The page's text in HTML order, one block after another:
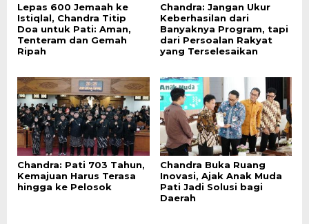
Lepas 600 Jemaah ke
Istiqlal, Chandra Titip
Doa untuk Pati: Aman,
Tenteram dan Gemah
Ripah
Chandra: Jangan Ukur
Keberhasilan dari
Banyaknya Program, tapi
dari Persoalan Rakyat
yang Terselesaikan
Chandra: Pati 703 Tahun,
Kemajuan Harus Terasa
hingga ke Pelosok
Chandra Buka Ruang
Inovasi, Ajak Anak Muda
Pati Jadi Solusi bagi
Daerah